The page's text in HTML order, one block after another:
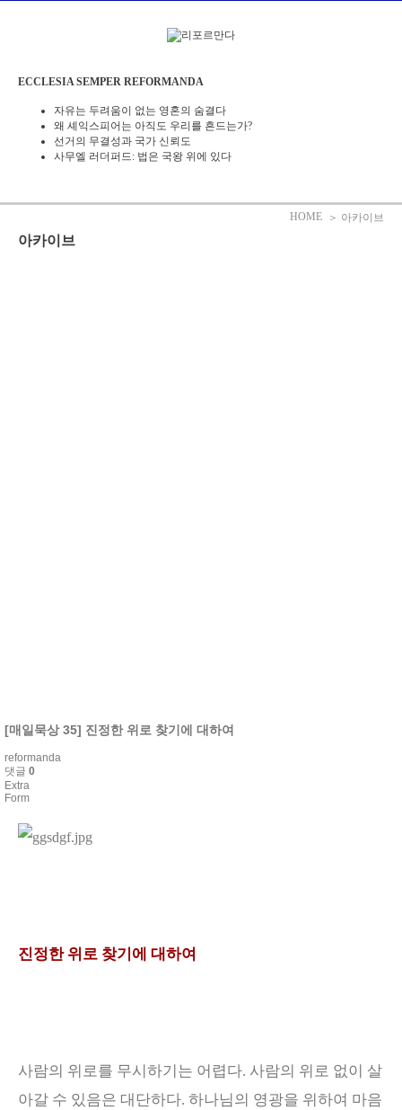
ECCLESIA SEMPER REFORMANDA
자유는 두려움이 없는 영혼의 숨결다
왜 셰익스피어는 아직도 우리를 흔드는가?
선거의 무결성과 국가 신뢰도
사무엘 러더퍼드: 법은 국왕 위에 있다
HOME ＞ 아카이브
아카이브
[매일묵상 35] 진정한 위로 찾기에 대하여
reformanda
댓글 0
Extra
Form
진정한 위로 찾기에 대하여
사람의 위로를 무시하기는 어렵다. 사람의 위로 없이 살
아갈 수 있음은 대단하다. 하나님의 영광을 위하여 마음